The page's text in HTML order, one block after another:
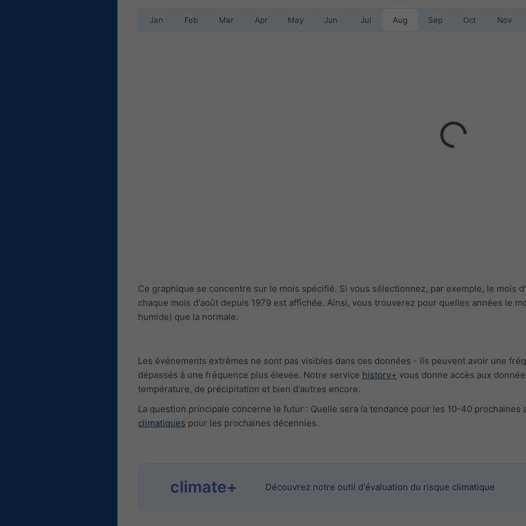
Jan Feb Mar Apr May Jun Jul Aug Sep Oct Nov
Ce graphique se concentre sur le mois spécifié. Si vous sélectionnez, par exemple, le mois
chaque mois d'août depuis 1979 est affichée. Ainsi, vous trouverez pour quelles années le
humide) que la normale.
Les événements extrêmes ne sont pas visibles dans ces données - ils peuvent avoir une
dépassés à une fréquence plus élevée. Notre service history+ vous donne accès aux
température, de précipitation et bien d'autres encore.
La question principale concerne le futur : Quelle sera la tendance pour les 10-40
climatiques pour les prochaines décennies.
climate+ Découvrez notre outil d'évaluation du risque climatique